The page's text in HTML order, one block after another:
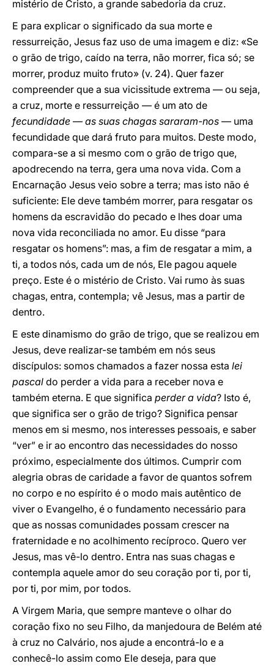
mistério de Cristo, a grande sabedoria da cruz.
E para explicar o significado da sua morte e
ressurreição, Jesus faz uso de uma imagem e diz: «Se
o grão de trigo, caído na terra, não morrer, fica só; se
morrer, produz muito fruto» (v. 24). Quer fazer
compreender que a sua vicissitude extrema — ou seja,
a cruz, morte e ressurreição — é um ato de
fecundidade — as suas chagas sararam-nos — uma
fecundidade que dará fruto para muitos. Deste modo,
compara-se a si mesmo com o grão de trigo que,
apodrecendo na terra, gera uma nova vida. Com a
Encarnação Jesus veio sobre a terra; mas isto não é
suficiente: Ele deve também morrer, para resgatar os
homens da escravidão do pecado e lhes doar uma
nova vida reconciliada no amor. Eu disse “para
resgatar os homens”: mas, a fim de resgatar a mim, a
ti, a todos nós, cada um de nós, Ele pagou aquele
preço. Este é o mistério de Cristo. Vai rumo às suas
chagas, entra, contempla; vê Jesus, mas a partir de
dentro.
E este dinamismo do grão de trigo, que se realizou em
Jesus, deve realizar-se também em nós seus
discípulos: somos chamados a fazer nossa esta lei
pascal do perder a vida para a receber nova e
também eterna. E que significa perder a vida? Isto é,
que significa ser o grão de trigo? Significa pensar
menos em si mesmo, nos interesses pessoais, e saber
“ver” e ir ao encontro das necessidades do nosso
próximo, especialmente dos últimos. Cumprir com
alegria obras de caridade a favor de quantos sofrem
no corpo e no espírito é o modo mais autêntico de
viver o Evangelho, é o fundamento necessário para
que as nossas comunidades possam crescer na
fraternidade e no acolhimento recíproco. Quero ver
Jesus, mas vê-lo dentro. Entra nas suas chagas e
contempla aquele amor do seu coração por ti, por ti,
por ti, por mim, por todos.
A Virgem Maria, que sempre manteve o olhar do
coração fixo no seu Filho, da manjedoura de Belém até
à cruz no Calvário, nos ajude a encontrá-lo e a
conhecê-lo assim como Ele deseja, para que